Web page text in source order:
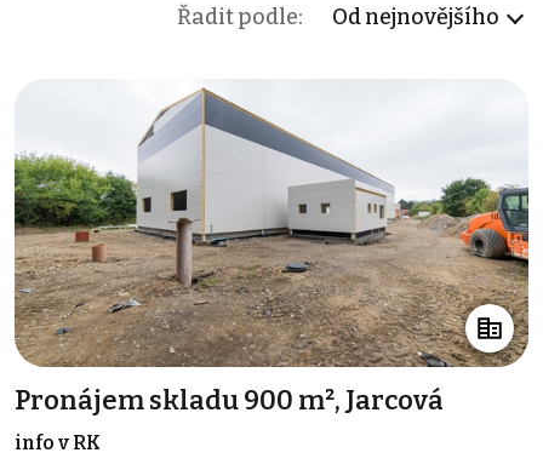
Řadit podle: Od nejnovějšího
Pronájem skladu 900 m², Jarcová
info v RK